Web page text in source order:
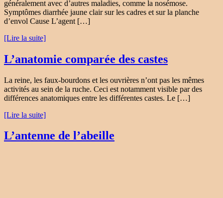
généralement avec d’autres maladies, comme la nosémose.
Symptômes diarrhée jaune clair sur les cadres et sur la planche
d’envol Cause L’agent […]
[Lire la suite]
L’anatomie comparée des castes
La reine, les faux-bourdons et les ouvrières n’ont pas les mêmes
activités au sein de la ruche. Ceci est notamment visible par des
différences anatomiques entre les différentes castes. Le […]
[Lire la suite]
L’antenne de l’abeille